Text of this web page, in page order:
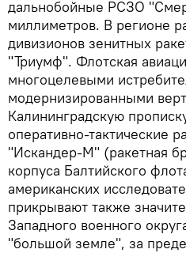
дальнобойные РСЗО
миллиметров. В регионе
дивизионов зенитных
"Триумф". Флотская
многоцелевыми
модернизированными
Калининградскую
оперативно-тактические
"Искандер-М" (ракетная
корпуса Балтийского
американских
прикрывают также
Западного военного
"большой земле", за